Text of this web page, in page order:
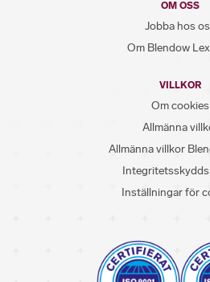
OM OSS
Jobba hos
Om Blendow
VILLKOR
Om cookies
Allmänna
Allmänna villkor
Inställningar för